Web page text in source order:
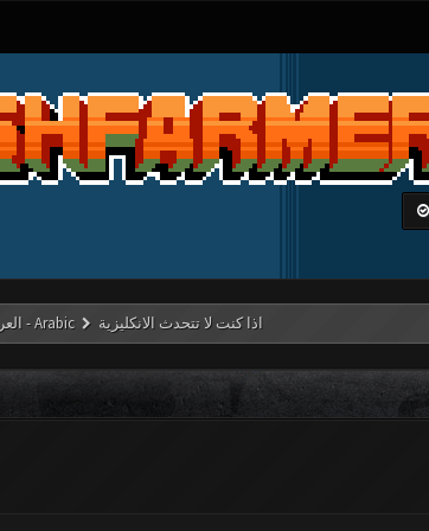
العربية - Arabic اذا كنت لا تتحدث الانكليزية